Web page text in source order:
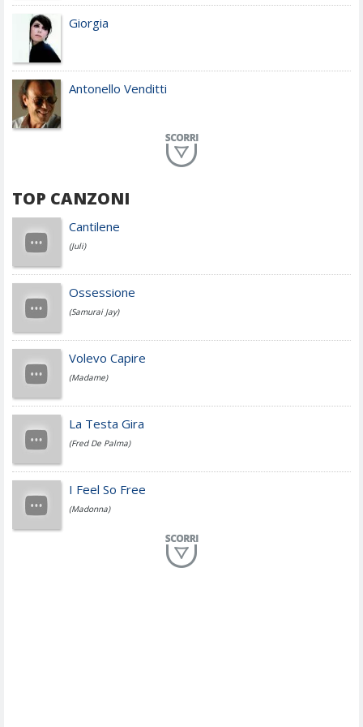
Giorgia
Antonello Venditti
Achille Lauro
Cesare Cremonini
Jovanotti
Fedez
Simone Cristicchi
TOP CANZONI
Cantilene
(Juli)
Ossessione
(Samurai Jay)
Volevo Capire
(Madame)
La Testa Gira
(Fred De Palma)
I Feel So Free
(Madonna)